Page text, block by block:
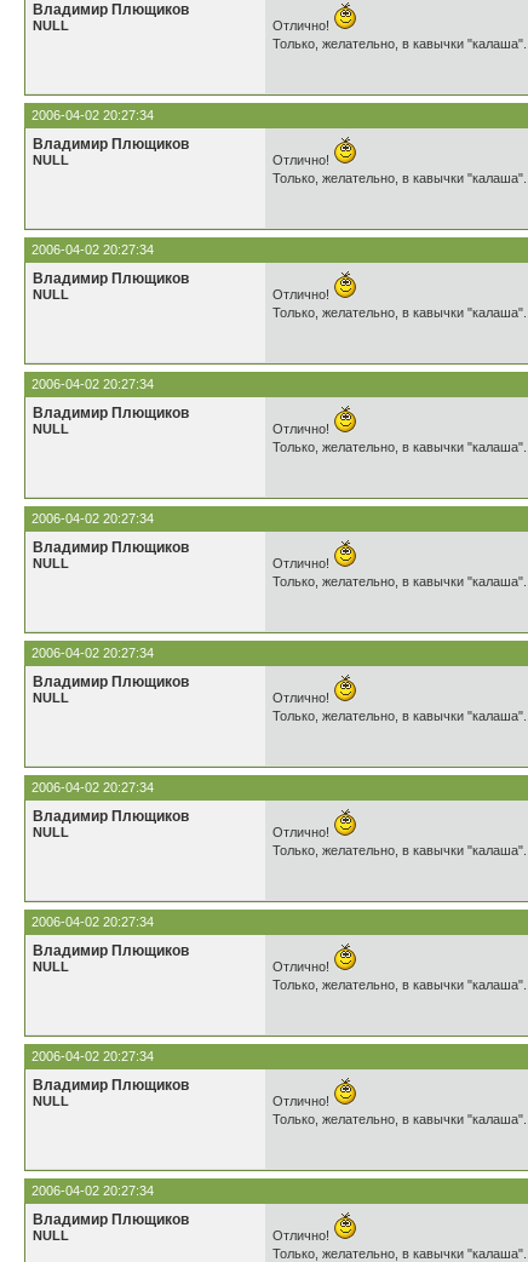
Владимир Плющиков
NULL
Отлично!
Только, желательно, в кавычки "калаша"...
2006-04-02 20:27:34
Владимир Плющиков
NULL
Отлично!
Только, желательно, в кавычки "калаша"...
2006-04-02 20:27:34
Владимир Плющиков
NULL
Отлично!
Только, желательно, в кавычки "калаша"...
2006-04-02 20:27:34
Владимир Плющиков
NULL
Отлично!
Только, желательно, в кавычки "калаша"...
2006-04-02 20:27:34
Владимир Плющиков
NULL
Отлично!
Только, желательно, в кавычки "калаша"...
2006-04-02 20:27:34
Владимир Плющиков
NULL
Отлично!
Только, желательно, в кавычки "калаша"...
2006-04-02 20:27:34
Владимир Плющиков
NULL
Отлично!
Только, желательно, в кавычки "калаша"...
2006-04-02 20:27:34
Владимир Плющиков
NULL
Отлично!
Только, желательно, в кавычки "калаша"...
2006-04-02 20:27:34
Владимир Плющиков
NULL
Отлично!
Только, желательно, в кавычки "калаша"...
2006-04-02 20:27:34
Владимир Плющиков
NULL
Отлично!
Только, желательно, в кавычки "калаша"...